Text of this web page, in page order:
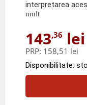
interpretarea
mult
143,36 lei
PRP: 158,51 lei
Disponibilitate: